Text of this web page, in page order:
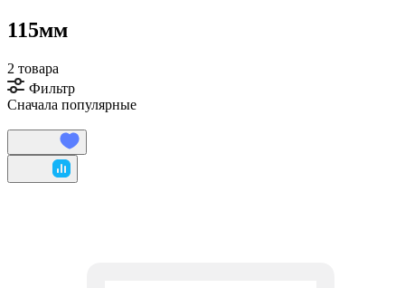
115мм
2 товара
Фильтр
Сначала популярные